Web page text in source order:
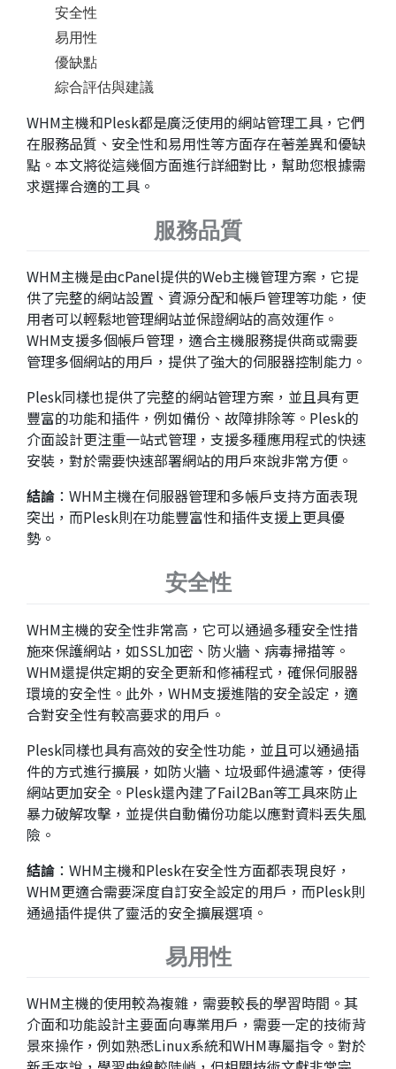
安全性
易用性
優缺點
綜合評估與建議
WHM主機和Plesk都是廣泛使用的網站管理工具，它們
在服務品質、安全性和易用性等方面存在著差異和優缺
點。本文將從這幾個方面進行詳細對比，幫助您根據需
求選擇合適的工具。
服務品質
WHM主機是由cPanel提供的Web主機管理方案，它提
供了完整的網站設置、資源分配和帳戶管理等功能，使
用者可以輕鬆地管理網站並保證網站的高效運作。
WHM支援多個帳戶管理，適合主機服務提供商或需要
管理多個網站的用戶，提供了強大的伺服器控制能力。
Plesk同樣也提供了完整的網站管理方案，並且具有更
豐富的功能和插件，例如備份、故障排除等。Plesk的
介面設計更注重一站式管理，支援多種應用程式的快速
安裝，對於需要快速部署網站的用戶來說非常方便。
結論 ：WHM主機在伺服器管理和多帳戶支持方面表現
突出，而Plesk則在功能豐富性和插件支援上更具優
勢。
安全性
WHM主機的安全性非常高，它可以通過多種安全性措
施來保護網站，如SSL加密、防火牆、病毒掃描等。
WHM還提供定期的安全更新和修補程式，確保伺服器
環境的安全性。此外，WHM支援進階的安全設定，適
合對安全性有較高要求的用戶。
Plesk同樣也具有高效的安全性功能，並且可以通過插
件的方式進行擴展，如防火牆、垃圾郵件過濾等，使得
網站更加安全。Plesk還內建了Fail2Ban等工具來防止
暴力破解攻擊，並提供自動備份功能以應對資料丟失風
險。
結論 ：WHM主機和Plesk在安全性方面都表現良好，
WHM更適合需要深度自訂安全設定的用戶，而Plesk則
通過插件提供了靈活的安全擴展選項。
易用性
WHM主機的使用較為複雜，需要較長的學習時間。其
介面和功能設計主要面向專業用戶，需要一定的技術背
景來操作，例如熟悉Linux系統和WHM專屬指令。對於